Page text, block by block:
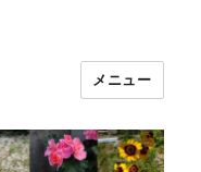
メニュー